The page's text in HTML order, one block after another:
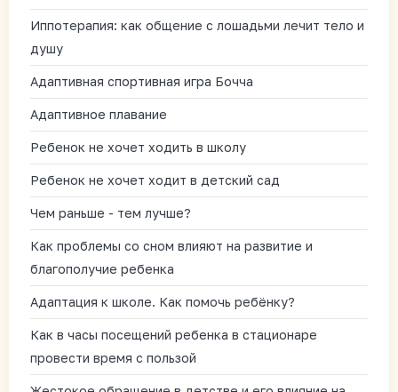
Иппотерапия: как общение с лошадьми лечит тело и
душу
Адаптивная спортивная игра Бочча
Адаптивное плавание
Ребенок не хочет ходить в школу
Ребенок не хочет ходит в детский сад
Чем раньше - тем лучше?
Как проблемы со сном влияют на развитие и
благополучие ребенка
Адаптация к школе. Как помочь ребёнку?
Как в часы посещений ребенка в стационаре
провести время с пользой